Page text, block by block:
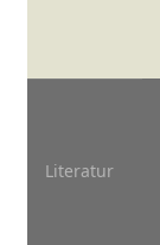
Literatur